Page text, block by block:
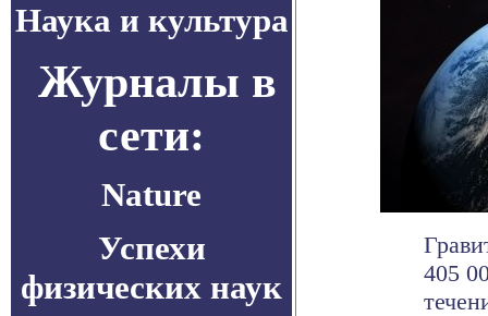
Наука и культура
Журналы в
сети:
Nature
Успехи
физических наук
405